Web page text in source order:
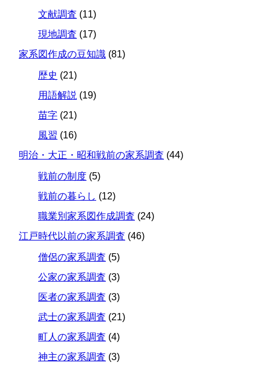
文献調査 (11)
現地調査 (17)
家系図作成の豆知識 (81)
歴史 (21)
用語解説 (19)
苗字 (21)
風習 (16)
明治・大正・昭和戦前の家系調査 (44)
戦前の制度 (5)
戦前の暮らし (12)
職業別家系図作成調査 (24)
江戸時代以前の家系調査 (46)
僧侶の家系調査 (5)
公家の家系調査 (3)
医者の家系調査 (3)
武士の家系調査 (21)
町人の家系調査 (4)
神主の家系調査 (3)